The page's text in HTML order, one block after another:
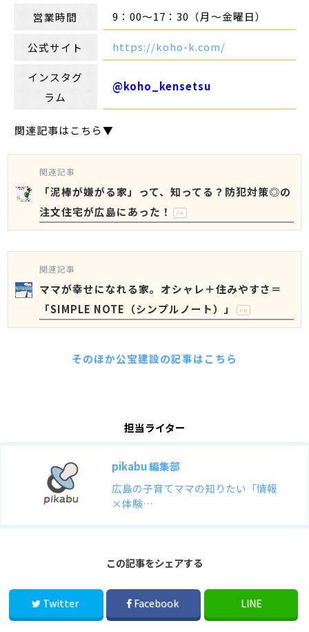
営業時間 9：00～17：30（月～金曜日）
公式サイト https://koho-k.com/
インスタグ
ラム
@koho_kensetsu
関連記事はこちら▼
関連記事
「泥棒が嫌がる家」って、知ってる？防犯対策◎の
注文住宅が広島にあった！
PR
関連記事
ママが幸せになれる家。オシャレ＋住みやすさ＝
「SIMPLE NOTE（シンプルノート）」
PR
そのほか公宝建設の記事はこちら
担当ライター
pikabu 編集部
広島の子育てママの知りたい「情報
×体験…
この記事をシェアする
Twitter Facebook LINE